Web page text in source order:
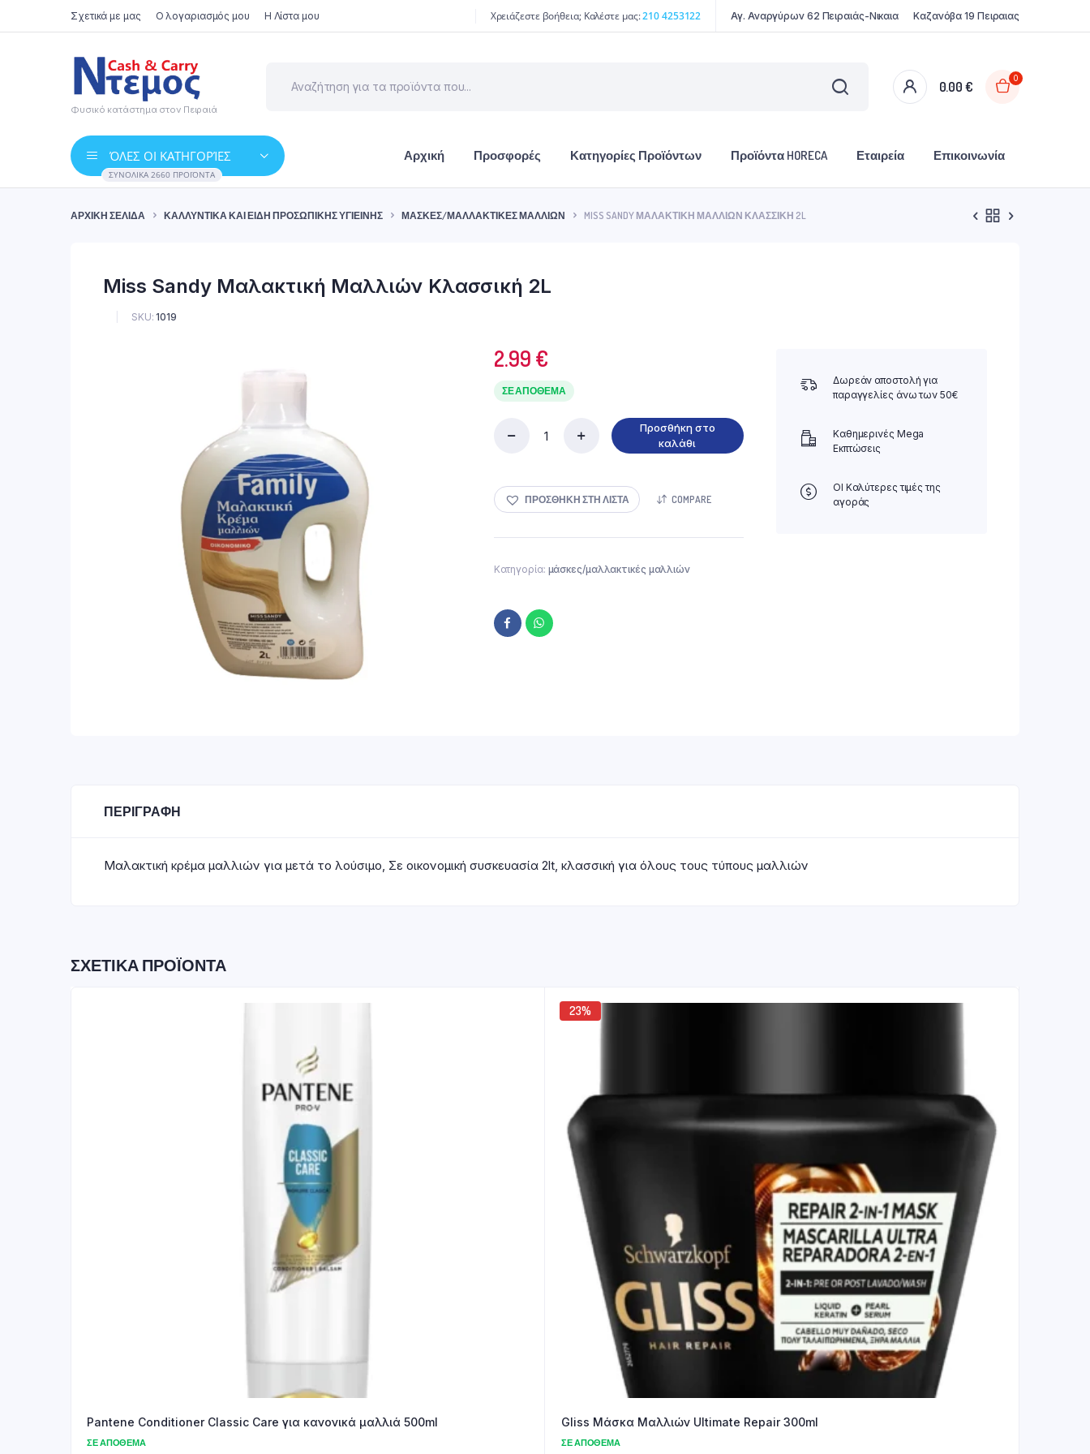
Σχετικά με μας Ο λογαριασμός μου Η Λίστα μου Χρειάζεστε βοήθεια; Καλέστε μας:210 4253122 Αγ. Αναργύρων 62 Πειραιάς-Νικαια Καζανόβα 19 Πειραιας
Φυσικό κατάστημα στον Πειραιά
0.00€
0
ΌΛΕΣ ΟΙ ΚΑΤΗΓΟΡΊΕΣ
ΣΥΝΟΛΙΚΆ 2660 ΠΡΟΪΌΝΤΑ
Αρχική Προσφορές Κατηγορίες Προϊόντων Προϊόντα HORECA Εταιρεία Επικοινωνία
ΑΡΧΙΚΉ ΣΕΛΊΔΑ ΚΑΛΛΥΝΤΙΚΆ ΚΑΙ ΕΊΔΗ ΠΡΟΣΩΠΙΚΉΣ ΥΓΙΕΙΝΉΣ ΜΆΣΚΕΣ/ΜΑΛΛΑΚΤΙΚΈΣ ΜΑΛΛΙΏΝ MISS SANDY ΜΑΛΑΚΤΙΚΉ ΜΑΛΛΙΏΝ ΚΛΑΣΣΙΚΉ 2L
Miss Sandy Μαλακτική Μαλλιών Κλασσική 2L
SKU: 1019
2.99 €
ΣΕ ΑΠΌΘΕΜΑ
Μαλλιών
Κλασσική
ποσότητα
Προσθήκη στο
καλάθι
ΠΡΟΣΘΉΚΗ ΣΤΗ ΛΊΣΤΑ COMPARE
Κατηγορία: μάσκες/μαλλακτικές μαλλιών
Δωρεάν αποστολή για
παραγγελίες άνω των 50€
Καθημερινές Mega
Εκπτώσεις
ΟΙ Καλύτερες τιμές της
αγοράς
ΠΕΡΙΓΡΑΦΉ
Μαλακτική κρέμα μαλλιών για μετά το λούσιμο, Σε οικονομική συσκευασία 2lt, κλασσική για όλους τους τύπους μαλλιών
ΣΧΕΤΙΚΆ ΠΡΟΪΌΝΤΑ
Pantene Conditioner Classic Care για κανονικά μαλλιά 500ml
ΣΕ ΑΠΌΘΕΜΑ
23%
Gliss Mάσκα Mαλλιών Ultimate Repair 300ml
ΣΕ ΑΠΌΘΕΜΑ